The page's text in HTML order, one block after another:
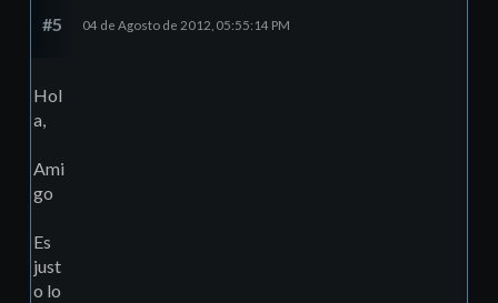
#5 04 de Agosto de 2012, 05:55:14 PM
Hol
a,
Ami
go
Es
just
o lo